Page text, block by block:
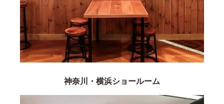
神奈川・横浜ショールーム